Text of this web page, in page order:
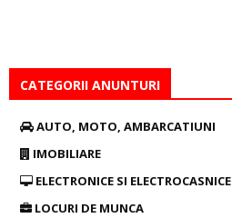
CATEGORII ANUNTURI
AUTO, MOTO, AMBARCATIUNI
IMOBILIARE
ELECTRONICE SI ELECTROCASNICE
LOCURI DE MUNCA